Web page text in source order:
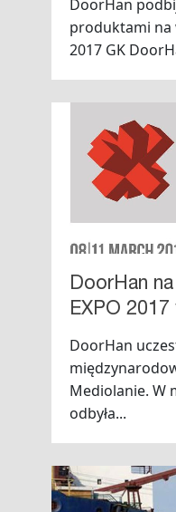
DoorHan
produktami na
2017 GK
DoorHan
EXPO
DoorHan
Mediolanie. W
odbyła...